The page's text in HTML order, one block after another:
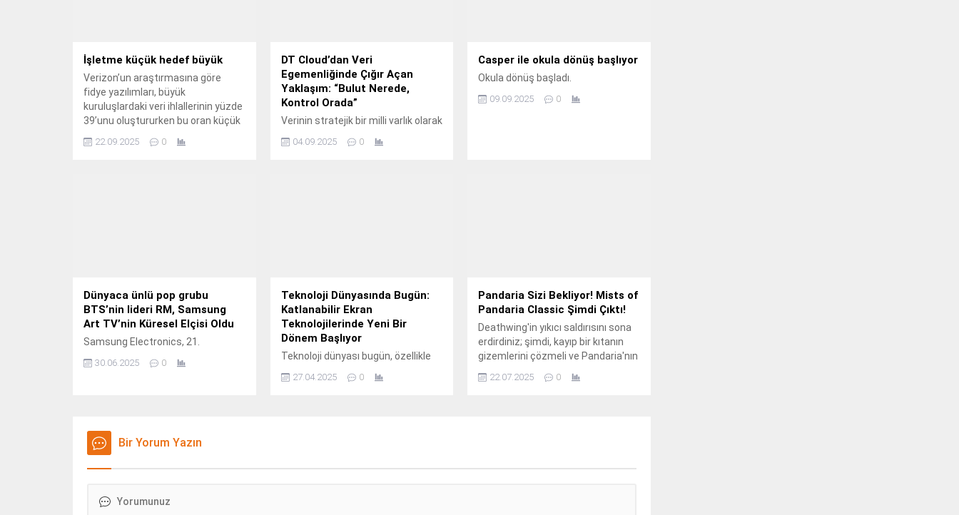
İşletme küçük hedef büyük
Verizon’un araştırmasına göre
fidye yazılımları, büyük
kuruluşlardaki veri ihlallerinin yüzde
39’unu oluştururken bu oran küçük
ve orta ölçekli işletmelerde yüzde
88’e yükseliyor.
22.09.2025 0
DT Cloud’dan Veri
Egemenliğinde Çığır Açan
Yaklaşım: “Bulut Nerede,
Kontrol Orada”
Verinin stratejik bir milli varlık olarak
kabul edildiği günümüzde, kurumlar
için en büyük bulut zorluklarının
04.09.2025 0
Casper ile okula dönüş başlıyor
Okula dönüş başladı.
09.09.2025 0
Dünyaca ünlü pop grubu
BTS’nin lideri RM, Samsung
Art TV’nin Küresel Elçisi Oldu
Samsung Electronics, 21.
30.06.2025 0
Teknoloji Dünyasında Bugün:
Katlanabilir Ekran
Teknolojilerinde Yeni Bir
Dönem Başlıyor
Teknoloji dünyası bugün, özellikle
alanında çığır açan yeni
Güney Koreli teknoloji devi bugün
27.04.2025 0
Pandaria Sizi Bekliyor! Mists of
Pandaria Classic Şimdi Çıktı!
Deathwing'in yıkıcı saldırısını sona
erdirdiniz; şimdi, kayıp bir kıtanın
gizemlerini çözmeli ve Pandaria'nın
keşfetmelisiniz.
22.07.2025 0
Bir Yorum Yazın